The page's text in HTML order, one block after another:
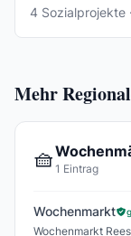
4 Sozialprojekte
Mehr
🧺 1 Eintrag
Wochenmarkt
Wochenmarkt